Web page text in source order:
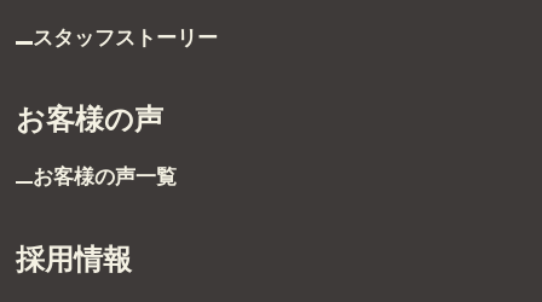
スタッフストーリー
お客様の声
お客様の声一覧
採用情報